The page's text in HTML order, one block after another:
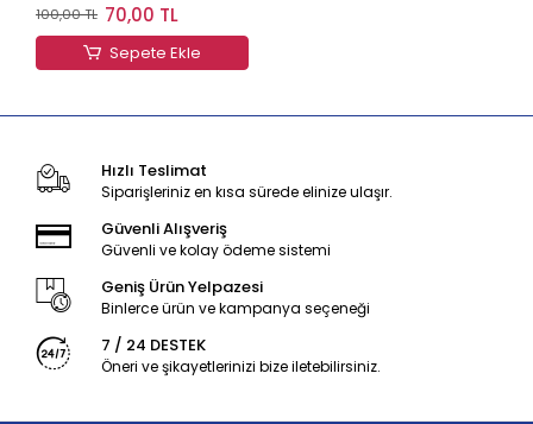
100,00 TL 70,00 TL
Sepete Ekle
Hızlı Teslimat
Siparişleriniz en kısa sürede elinize ulaşır.
Güvenli Alışveriş
Güvenli ve kolay ödeme sistemi
Geniş Ürün Yelpazesi
Binlerce ürün ve kampanya seçeneği
7 / 24 DESTEK
Öneri ve şikayetlerinizi bize iletebilirsiniz.